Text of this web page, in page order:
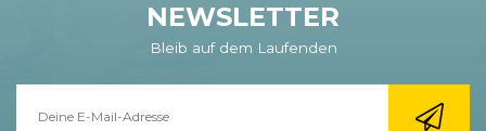
NEWSLETTER
Bleib auf dem Laufenden